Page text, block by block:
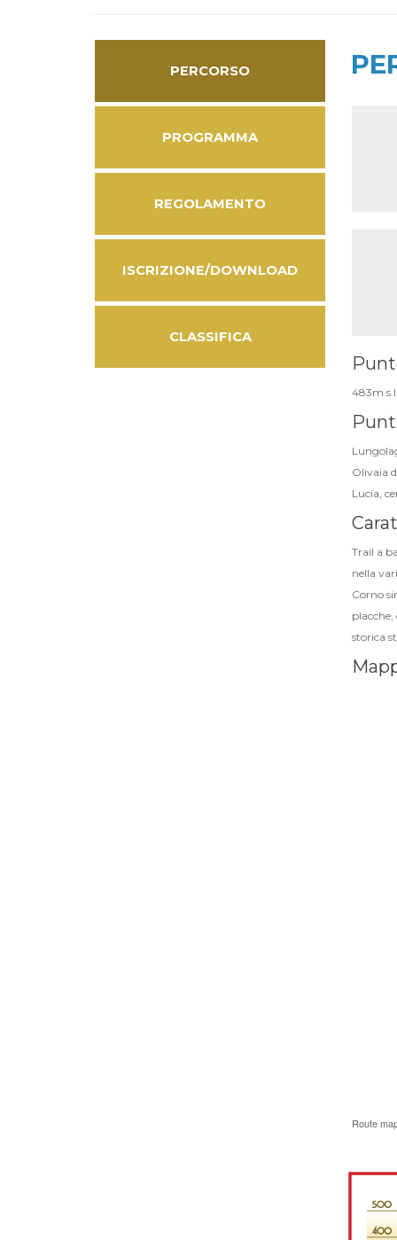
PERCORSO
PROGRAMMA
REGOLAMENTO
ISCRIZIONE/DOWNLOAD
CLASSIFICA
483m
Olivaia
Lucia,
Trail a
nella
Corno
storica
Route